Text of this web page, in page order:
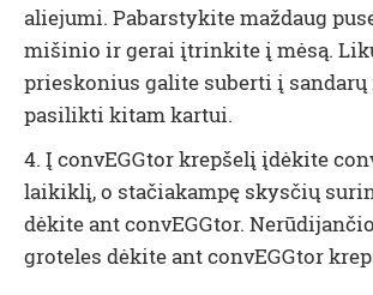
aliejumi. Pabarstykite maždaug
mišinio ir gerai įtrinkite į mėsą.
prieskonius galite suberti į
pasilikti kitam kartui.
4. Į convEGGtor krepšelį įdėkite
laikiklį, o stačiakampę skysčių
dėkite ant convEGGtor.
groteles dėkite ant convEGGtor